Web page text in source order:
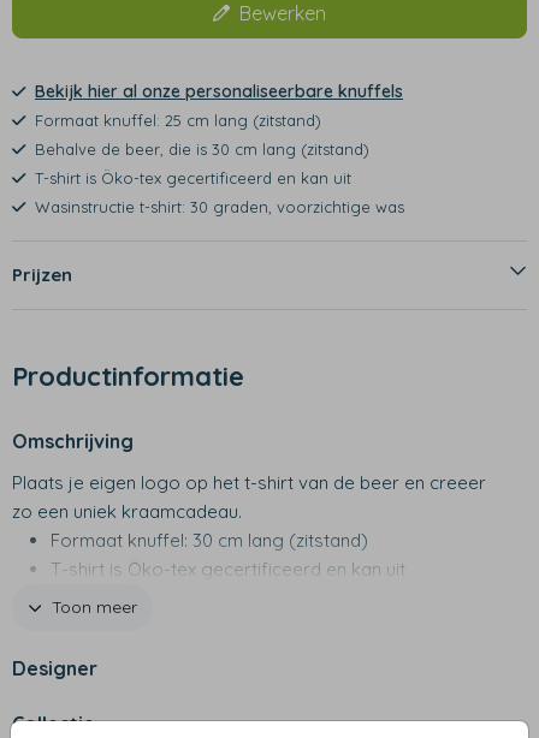
Bewerken
Bekijk hier al onze personaliseerbare knuffels
Formaat knuffel: 25 cm lang (zitstand)
Behalve de beer, die is 30 cm lang (zitstand)
T-shirt is Öko-tex gecertificeerd en kan uit
Wasinstructie t-shirt: 30 graden, voorzichtige was
Prijzen
Productinformatie
Omschrijving
Plaats je eigen logo op het t-shirt van de beer en creeer
zo een uniek kraamcadeau.
Formaat knuffel: 30 cm lang (zitstand)
T-shirt is Öko-tex gecertificeerd en kan uit
Wasinstructie t-shirt: 30 graden, voorzichtige was
Toon meer
Designer
Collectie